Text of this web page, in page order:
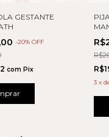
GESTANTE
-20% OFF
com Pix
3 x